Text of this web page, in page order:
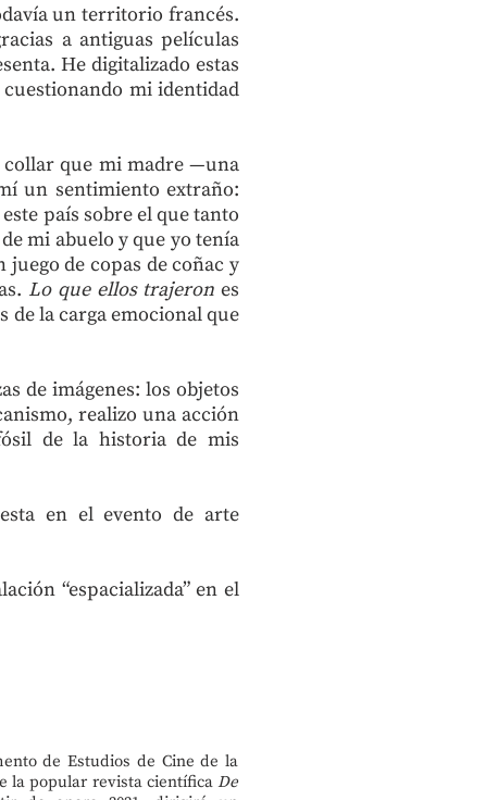
un territorio francés.
a antiguas películas
He digitalizado estas
mi identidad
collar que mi madre —una
un sentimiento extraño:
país sobre el que tanto
mi abuelo y que yo tenía
de copas de coñac y
Lo que ellos trajerones
de la carga emocional que
de imágenes: los objetos
realizo una acción
de la historia de mis
en el evento de arte
“espacializada” en el
de Estudios de Cine de la
la popular revista científica De